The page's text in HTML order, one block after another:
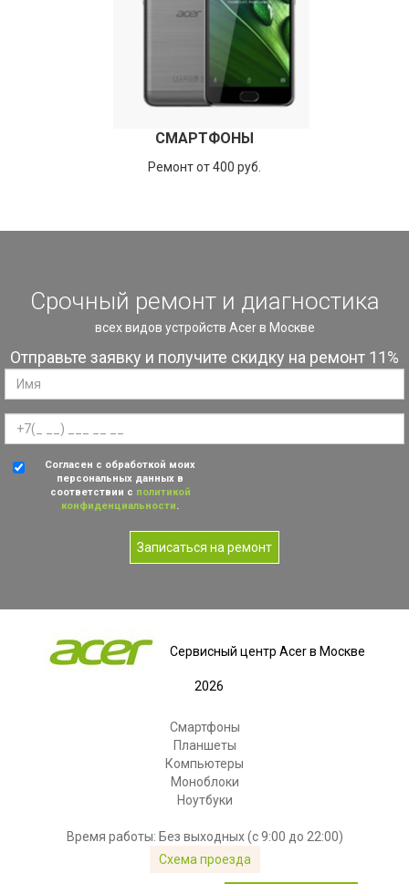
СМАРТФОНЫ
Ремонт от 400 руб.
Срочный ремонт и диагностика
всех видов устройств Acer в Москве
Отправьте заявку и получите скидку на ремонт 11%
Согласен с обработкой моих
персональных данных в
соответствии с политикой
конфиденциальности.
Записаться на ремонт
Сервисный центр Acer в Москве
2026
Смартфоны
Планшеты
Компьютеры
Моноблоки
Ноутбуки
Время работы: Без выходных (с 9:00 до 22:00)
Схема проезда